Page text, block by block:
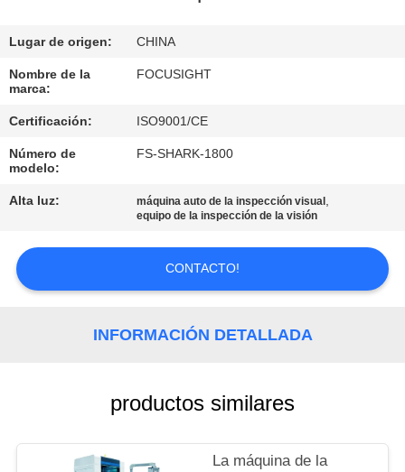
CALIDAD
ÉNTRENOS
EN
CONTACTO
CON
NOTICIAS
Lugar de origen: CHINA
Nombre de la
marca:
FOCUSIGHT
Certificación: ISO9001/CE
Número de
modelo:
FS-SHARK-1800
Alta luz: máquina auto de la inspección visual ,
equipo de la inspección de la visión
CONTACTO!
INFORMACIÓN DETALLADA
productos similares
La máquina de la